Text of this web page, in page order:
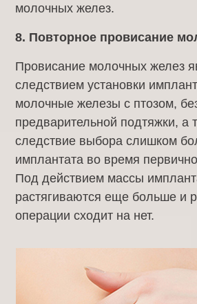
молочных желез.
8. Повторное провисание
Провисание молочных желез
следствием установки
молочные железы с птозом,
предварительной подтяжки, а
следствие выбора слишком
имплантата во время
Под действием массы
растягиваются еще больше и
операции сходит на нет.